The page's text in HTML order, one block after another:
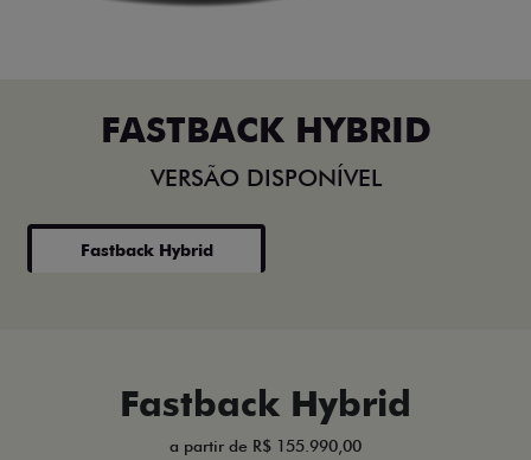
FASTBACK HYBRID
VERSÃO DISPONÍVEL
Fastback Hybrid
Fastback Hybrid
a partir de R$ 155.990,00